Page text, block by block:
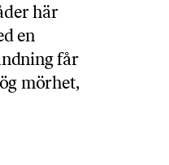
här
en
får
mörhet,